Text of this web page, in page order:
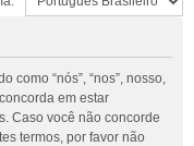
como “nós”, “nos”, nosso,
em estar
Caso você não concorde
termos, por favor não